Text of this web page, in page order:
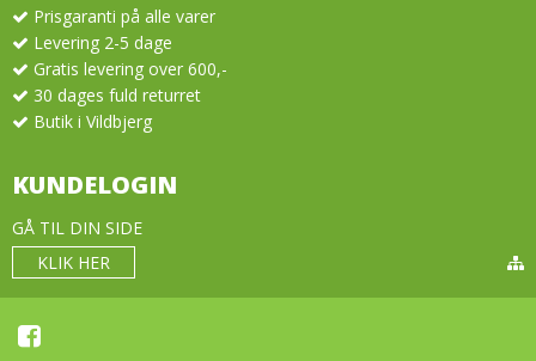
Prisgaranti på alle varer
Levering 2-5 dage
Gratis levering over 600,-
30 dages fuld returret
Butik i Vildbjerg
KUNDELOGIN
GÅ TIL DIN SIDE
KLIK HER